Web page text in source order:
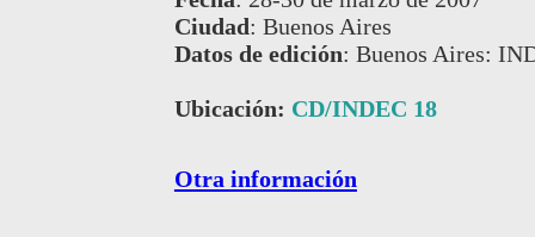
Ciudad: Buenos Aires
Datos de edición: Buenos Aires:
Ubicación: CD/INDEC 18
Otra información